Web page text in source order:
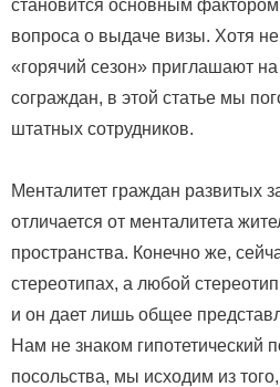
становится основным
вопроса о выдаче визы. Хотя
«горячий сезон» приглашают
сограждан, в этой статье мы
штатных сотрудников.
Менталитет граждан развитых
отличается от менталитета
пространства. Конечно же,
стереотипах, а любой
и он дает лишь общее
Нам не знаком гипотетический
посольства, мы исходим из